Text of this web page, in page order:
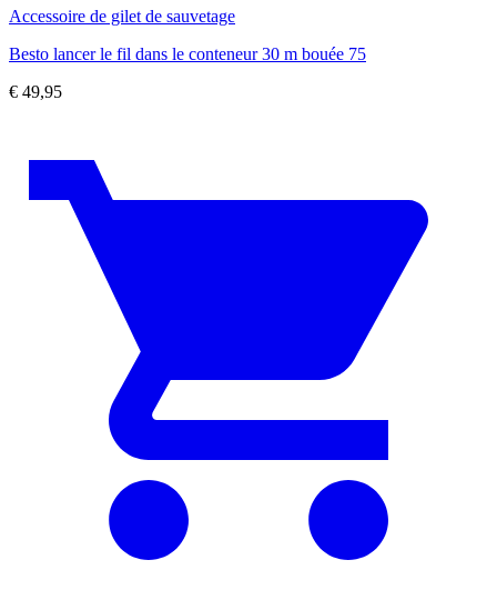
Accessoire de gilet de sauvetage
Besto lancer le fil dans le conteneur 30 m bouée 75
€ 49,95